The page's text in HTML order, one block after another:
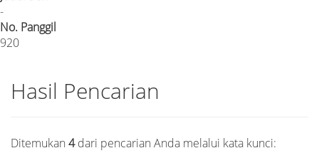
-
No. Panggil
920
Hasil Pencarian
Ditemukan 4dari pencarian Anda melalui kata kunci: